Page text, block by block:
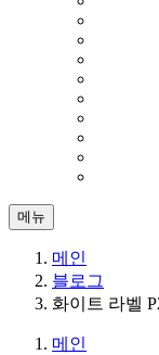
메뉴
메인
블로그
화이트 라벨
메인